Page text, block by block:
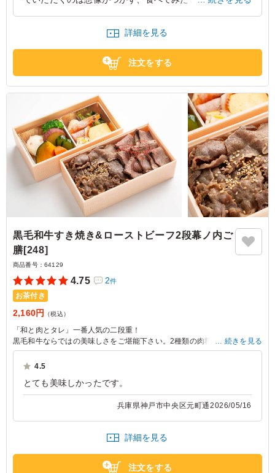
兵庫県神戸市中央区中町通2026/02/27
詳細を見る
注文をする
黒毛和牛すき焼き&ローストビーフ2段幕ノ内ご
膳[248]
商品番号： 64129
4.75 2件
お茶付き
2,160円 （税込）
「和と肉とタレ」一番人気の二段重！
黒毛和牛ならではの美味しさをご堪能下さい。2種類の肉料理をボリュー
ミーに盛り付けております。
おもてなしの機会や外せない時に間違いなくお勧めできる仕立てとなって
続きを見る
4.5
とても美味しかったです。
兵庫県神戸市中央区元町通2026/05/16
詳細を見る
注文をする